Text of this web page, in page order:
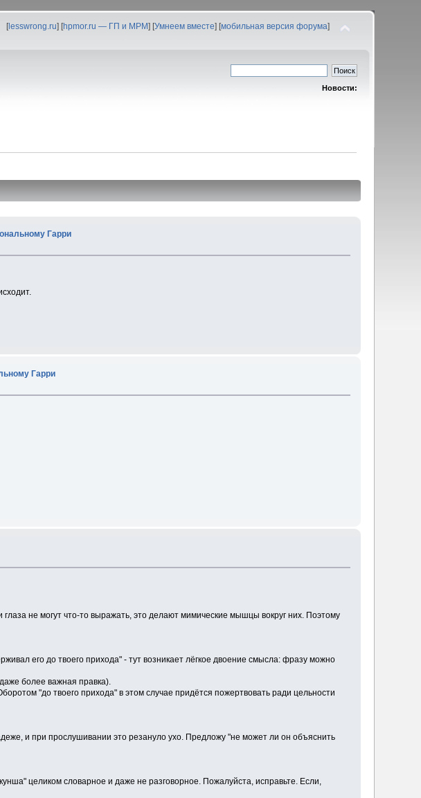
[lesswrong.ru] [hpmor.ru — ГП и МРМ] [Умнеем вместе] [мобильная версия форума]
Новости:
Гарри
Гарри
не могут что-то выражать, это делают мимические мышцы вокруг них. Поэтому
его до твоего прихода" - тут возникает лёгкое двоение смысла: фразу можно
более важная правка).
"до твоего прихода" в этом случае придётся пожертвовать ради цельности
и при прослушивании это резануло ухо. Предложу "не может ли он объяснить
целиком словарное и даже не разговорное. Пожалуйста, исправьте. Если,